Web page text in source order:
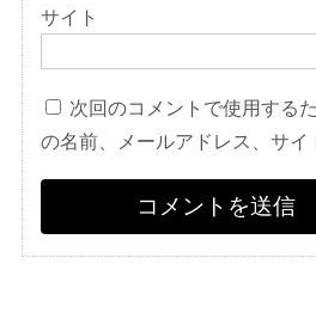
サイト
次回のコメントで使用する
の名前、メールアドレス、サイ